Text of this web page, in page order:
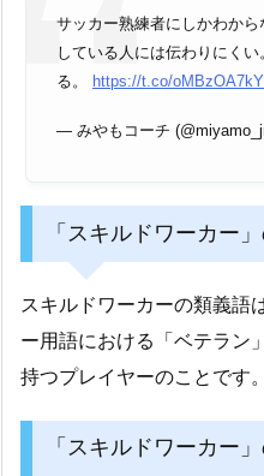
サッカー熟練者にしかわか
している人には伝わりにく
る。 https://t.co/
— みやもコーチ
「スキルドワーカー
スキルドワーカーの類義語
ー用語における「ベテラン
持つプレイヤーのことです。
「スキルドワーカー